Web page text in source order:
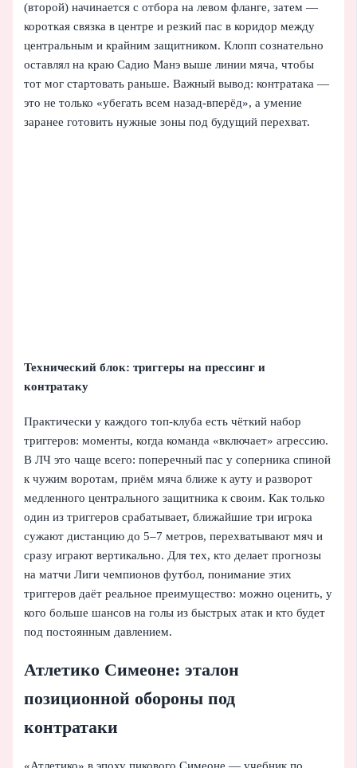
(второй) начинается с отбора на левом фланге, затем —
короткая связка в центре и резкий пас в коридор между
центральным и крайним защитником. Клопп сознательно
оставлял на краю Садио Манэ выше линии мяча, чтобы
тот мог стартовать раньше. Важный вывод: контратака —
это не только «убегать всем назад-вперёд», а умение
заранее готовить нужные зоны под будущий перехват.
Технический блок: триггеры на прессинг и
контратаку
Практически у каждого топ-клуба есть чёткий набор
триггеров: моменты, когда команда «включает» агрессию.
В ЛЧ это чаще всего: поперечный пас у соперника спиной
к чужим воротам, приём мяча ближе к ауту и разворот
медленного центрального защитника к своим. Как только
один из триггеров срабатывает, ближайшие три игрока
сужают дистанцию до 5–7 метров, перехватывают мяч и
сразу играют вертикально. Для тех, кто делает прогнозы
на матчи Лиги чемпионов футбол, понимание этих
триггеров даёт реальное преимущество: можно оценить, у
кого больше шансов на голы из быстрых атак и кто будет
под постоянным давлением.
Атлетико Симеоне: эталон
позиционной обороны под
контратаки